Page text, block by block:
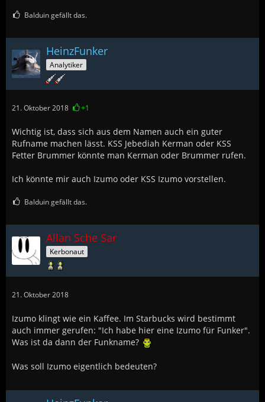
Balduin gefällt das.
HeinzFunker
Analytiker
21. Oktober 2018 +1
Wichtig ist, dass sich aus dem Namen auch ein guter
Rufname machen lässt. KSS Jebediah Kerman oder KSS
Fetter Brummer könnte man Kerman oder Brummer rufen.
Ich könnte mir auch Izumo oder KSS Izumo vorstellen.
Balduin gefällt das.
Allan Sche Sar
Kerbonaut
21. Oktober 2018
Izumo klingt wie ein Kaffee. Im Starbucks wird bestimmt
auch immer gerufen: "Ich habe hier eine Izumo für Funker".
Was ist da dann der Funkname?
Was soll Izumo eigentlich bedeuten?